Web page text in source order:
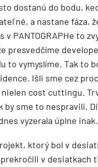
dostanú do bodu,
a nastane fáza,
v PANTOGRAPHe to
presvedčíme
to vymyslíme. Tak to
Išli sme cez
cost cuttingu.
by sme to nespravili,
vyzerala úplne inak.
ktorý bol v
v desiatkach